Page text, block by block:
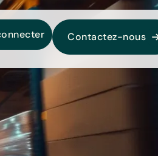
Contactez-nous